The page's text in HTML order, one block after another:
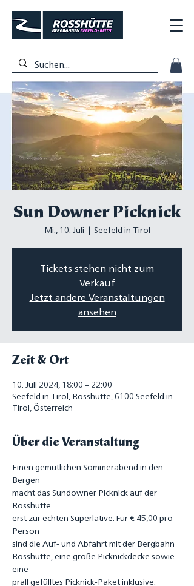
Sun Downer Picknick
Mi., 10. Juli
  |
Seefeld in Tirol
Tickets stehen nicht zum
Verkauf
Jetzt andere Veranstaltungen
ansehen
Zeit & Ort
10. Juli 2024, 18:00 – 22:00
Seefeld in Tirol, Rosshütte, 6100 Seefeld in
Tirol, Österreich
Über die Veranstaltung
Einen gemütlichen Sommerabend in den
Bergen
macht das Sundowner Picknick auf der
Rosshütte
erst zur echten Superlative: Für € 45,00 pro
Person
sind die Auf- und Abfahrt mit der Bergbahn
Rosshütte, eine große Picknickdecke sowie
eine
prall gefülltes Picknick-Paket inklusive.